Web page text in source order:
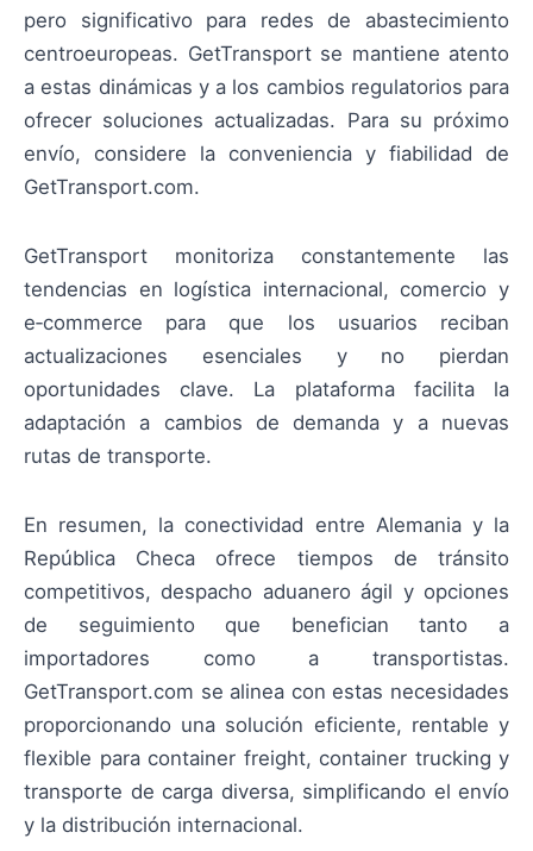
pero significativo para redes de abastecimiento
centroeuropeas. GetTransport se mantiene atento
a estas dinámicas y a los cambios regulatorios para
ofrecer soluciones actualizadas. Para su próximo
envío, considere la conveniencia y fiabilidad de
GetTransport.com.
GetTransport monitoriza constantemente las
tendencias en logística internacional, comercio y
e‑commerce para que los usuarios reciban
actualizaciones esenciales y no pierdan
oportunidades clave. La plataforma facilita la
adaptación a cambios de demanda y a nuevas
rutas de transporte.
En resumen, la conectividad entre Alemania y la
República Checa ofrece tiempos de tránsito
competitivos, despacho aduanero ágil y opciones
de seguimiento que benefician tanto a
importadores como a transportistas.
GetTransport.com se alinea con estas necesidades
proporcionando una solución eficiente, rentable y
flexible para container freight, container trucking y
transporte de carga diversa, simplificando el envío
y la distribución internacional.